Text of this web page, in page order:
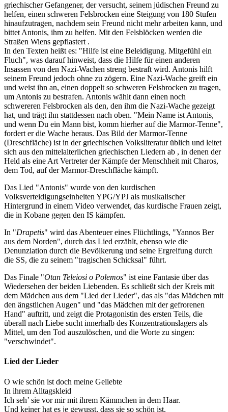
griechischer Gefangener, der versucht, seinem jüdischen Freund zu
helfen, einen schweren Felsbrocken eine Steigung von 180 Stufen
hinaufzutragen, nachdem sein Freund nicht mehr arbeiten kann, und
bittet Antonis, ihm zu helfen. Mit den Felsblöcken werden die
Straßen Wiens gepflastert .
In den Texten heißt es: "Hilfe ist eine Beleidigung. Mitgefühl ein
Fluch", was darauf hinweist, dass die Hilfe für einen anderen
Insassen von den Nazi-Wachen streng bestraft wird. Antonis hilft
seinem Freund jedoch ohne zu zögern. Eine Nazi-Wache greift ein
und weist ihn an, einen doppelt so schweren Felsbrocken zu tragen,
um Antonis zu bestrafen. Antonis wählt dann einen noch
schwereren Felsbrocken als den, den ihm die Nazi-Wache gezeigt
hat, und trägt ihn stattdessen nach oben. "Mein Name ist Antonis,
und wenn Du ein Mann bist, komm hierher auf die Marmor-Tenne",
fordert er die Wache heraus. Das Bild der Marmor-Tenne
(Dreschfläche) ist in der griechischen Volksliteratur üblich und leitet
sich aus den mittelalterlichen griechischen Liedern ab , in denen der
Held als eine Art Vertreter der Kämpfe der Menschheit mit Charos,
dem Tod, auf der Marmor-Dreschfläche kämpft.
Das Lied "Antonis" wurde von den kurdischen
Volksverteidigungseinheiten YPG/YPJ als musikalischer
Hintergrund in einem Video verwendet, das kurdische Frauen zeigt,
die in Kobane gegen den IS kämpfen.
In "Drapetis" wird das Abenteuer eines Flüchtlings, "Yannos Ber
aus dem Norden", durch das Lied erzählt, ebenso wie die
Denunziation durch die Bevölkerung und seine Ergreifung durch
die SS, die zu seinem "tragischen Schicksal" führt.
Das Finale "Otan Teleiosi o Polemos" ist eine Fantasie über das
Wiedersehen der beiden Liebenden. Es schließt sich der Kreis mit
dem Mädchen aus dem "Lied der Lieder", das als "das Mädchen mit
den ängstlichen Augen" und "das Mädchen mit der gefrorenen
Hand" auftritt, und zeigt die Protagonistin des ersten Teils, die
überall nach Liebe sucht innerhalb des Konzentrationslagers als
Mittel, um den Tod auszulöschen, und die Worte zu singen:
"verschwindet".
Lied der Lieder
O wie schön ist doch meine Geliebte
In ihrem Alltagskleid
Ich seh’ sie vor mir mit ihrem Kämmchen in dem Haar.
Und keiner hat es je gewusst, dass sie so schön ist.